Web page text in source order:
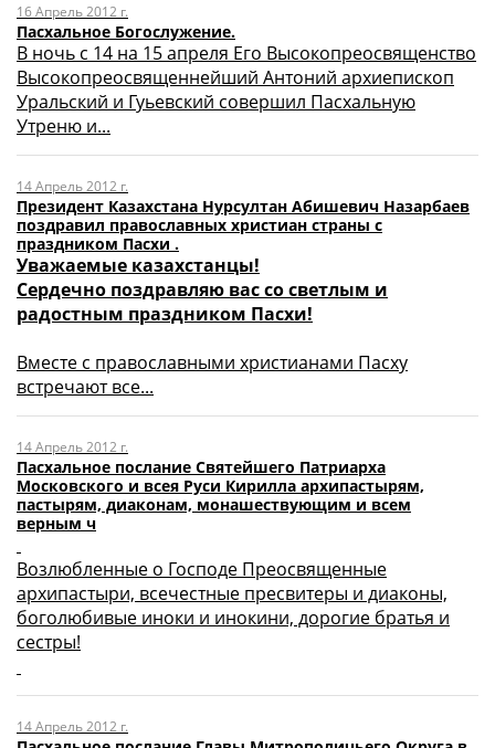
16 Апрель 2012 г.
Пасхальное Богослужение.
В ночь с 14 на 15 апреля Его Высокопреосвященство
Высокопреосвященнейший Антоний архиепископ
Уральский и Гуьевский совершил Пасхальную
Утреню и...
14 Апрель 2012 г.
Президент Казахстана Нурсултан Абишевич Назарбаев
поздравил православных христиан страны с
праздником Пасхи .
Уважаемые казахстанцы!
Сердечно поздравляю вас со светлым и
радостным праздником Пасхи!
Вместе с православными христианами Пасху
встречают все...
14 Апрель 2012 г.
Пасхальное послание Святейшего Патриарха
Московского и всея Руси Кирилла архипастырям,
пастырям, диаконам, монашествующим и всем
верным ч
Возлюбленные о Господе Преосвященные
архипастыри, всечестные пресвитеры и диаконы,
боголюбивые иноки и инокини, дорогие братья и
сестры!
14 Апрель 2012 г.